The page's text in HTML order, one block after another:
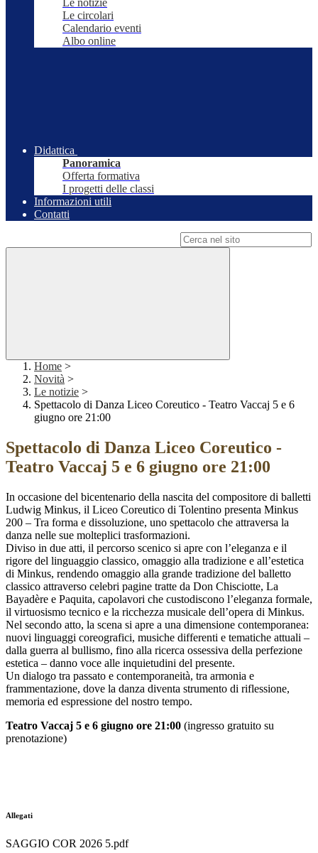
Le notizie
Le circolari
Calendario eventi
Albo online
Didattica
Panoramica
Offerta formativa
I progetti delle classi
Informazioni utili
Contatti
Home >
Novità >
Le notizie >
Spettacolo di Danza Liceo Coreutico - Teatro Vaccaj 5 e 6
giugno ore 21:00
Spettacolo di Danza Liceo Coreutico -
Teatro Vaccaj 5 e 6 giugno ore 21:00
In occasione del bicentenario della nascita del compositore di balletti
Ludwig Minkus, il Liceo Coreutico di Tolentino presenta Minkus
200 – Tra forma e dissoluzione, uno spettacolo che attraversa la
danza nelle sue molteplici trasformazioni.
Diviso in due atti, il percorso scenico si apre con l’eleganza e il
rigore del linguaggio classico, omaggio alla tradizione e all’estetica
di Minkus, rendendo omaggio alla grande tradizione del balletto
classico attraverso celebri pagine tratte da Don Chisciotte, La
Bayadère e Paquita, capolavori che custodiscono l’eleganza formale,
il virtuosismo tecnico e la ricchezza musicale dell’opera di Minkus.
Nel secondo atto, la scena si apre a una dimensione contemporanea:
nuovi linguaggi coreografici, musiche differenti e tematiche attuali –
dalla guerra al bullismo, fino alla ricerca ossessiva della perfezione
estetica – danno voce alle inquietudini del presente.
Un dialogo tra passato e contemporaneità, tra armonia e
frammentazione, dove la danza diventa strumento di riflessione,
memoria ed espressione del nostro tempo.
Teatro Vaccaj 5 e 6 giugno ore 21:00 (ingresso gratuito su
prenotazione)
Allegati
SAGGIO COR 2026 5.pdf